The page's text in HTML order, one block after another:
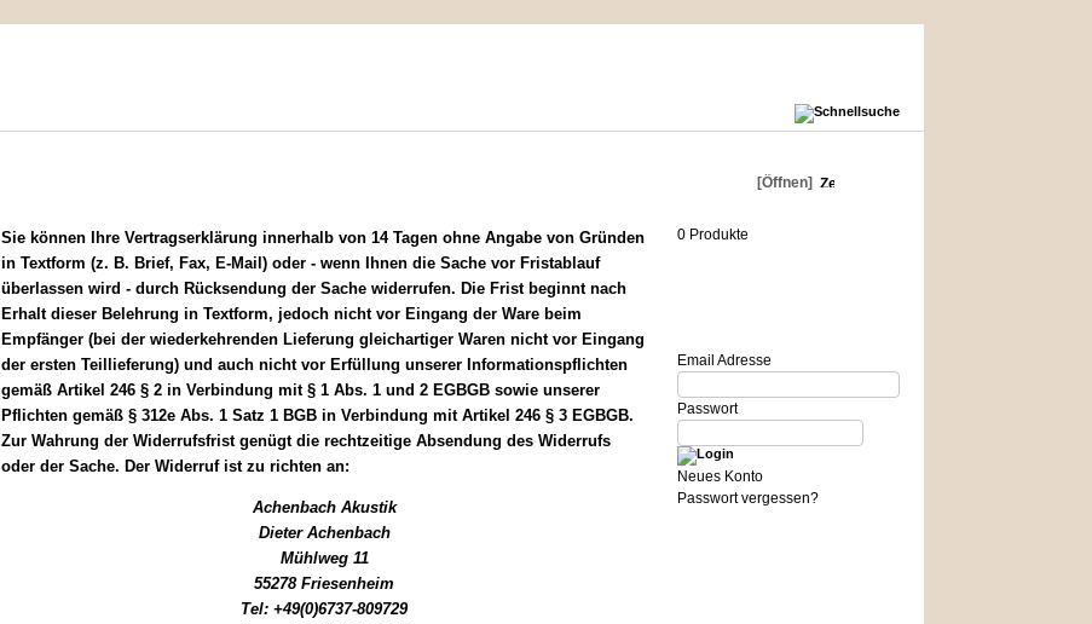
Sie können Ihre Vertragserklärung innerhalb von 14 Tagen ohne Angabe von Gründen
in Textform (z. B. Brief, Fax, E-Mail) oder - wenn Ihnen die Sache vor Fristablauf
überlassen wird - durch Rücksendung der Sache widerrufen. Die Frist beginnt nach
Erhalt dieser Belehrung in Textform, jedoch nicht vor Eingang der Ware beim
Empfänger (bei der wiederkehrenden Lieferung gleichartiger Waren nicht vor Eingang
der ersten Teillieferung) und auch nicht vor Erfüllung unserer Informationspflichten
gemäß Artikel 246 § 2 in Verbindung mit § 1 Abs. 1 und 2 EGBGB sowie unserer
Pflichten gemäß § 312e Abs. 1 Satz 1 BGB in Verbindung mit Artikel 246 § 3 EGBGB.
Zur Wahrung der Widerrufsfrist genügt die rechtzeitige Absendung des Widerrufs
oder der Sache. Der Widerruf ist zu richten an:
Achenbach Akustik
Dieter Achenbach
Mühlweg 11
55278 Friesenheim
Tel: +49(0)6737-809729
[Öffnen]
0 Produkte
Email Adresse
Passwort
Neues Konto
Passwort vergessen?